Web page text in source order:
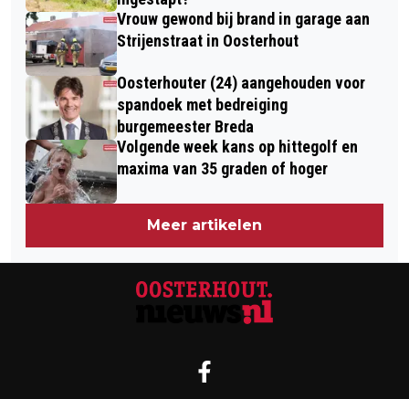
Vrouw gewond bij brand in garage aan
Strijenstraat in Oosterhout
Oosterhouter (24) aangehouden voor
spandoek met bedreiging
burgemeester Breda
Volgende week kans op hittegolf en
maxima van 35 graden of hoger
Meer artikelen